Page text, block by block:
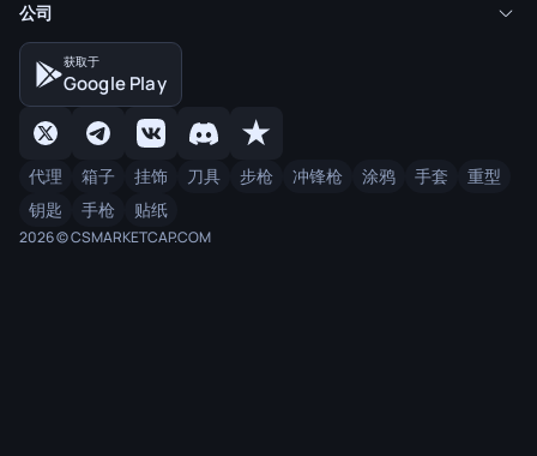
公司
获取于
Google Play
代理 箱子 挂饰 刀具 步枪 冲锋枪 涂鸦 手套
重型
钥匙
手枪 贴纸
2026 © CSMARKETCAP.COM